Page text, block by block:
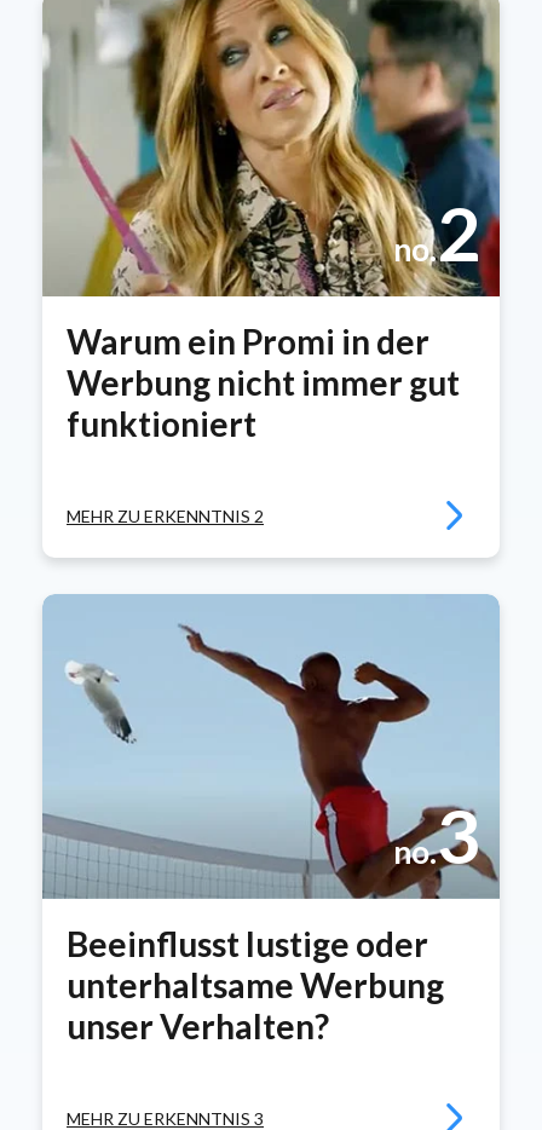
no.2
Warum ein Promi in der
Werbung nicht immer gut
funktioniert
MEHR ZU ERKENNTNIS 2
no.3
Beeinflusst lustige oder
unterhaltsame Werbung
unser Verhalten?
MEHR ZU ERKENNTNIS 3